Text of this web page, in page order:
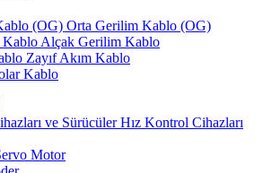
Orta Gerilim Kablo (OG)
Alçak Gerilim Kablo
Zayıf Akım Kablo
Kablo
Hız Kontrol Cihazları
Motor